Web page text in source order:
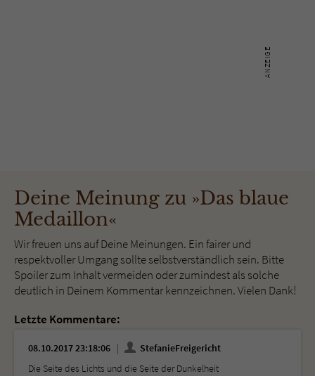
Deine Meinung zu »Das blaue
Medaillon«
Wir freuen uns auf Deine Meinungen. Ein fairer und
respektvoller Umgang sollte selbstverständlich sein. Bitte
Spoiler zum Inhalt vermeiden oder zumindest als solche
deutlich in Deinem Kommentar kennzeichnen. Vielen Dank!
Letzte Kommentare:
08.10.2017 23:18:06
StefanieFreigericht
Die Seite des Lichts und die Seite der Dunkelheit